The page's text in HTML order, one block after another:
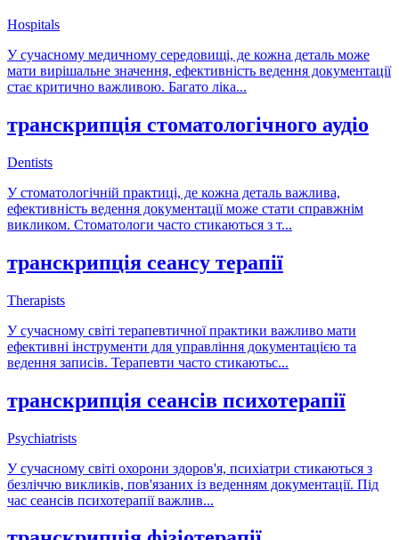
Hospitals
У сучасному медичному середовищі, де кожна деталь може
мати вирішальне значення, ефективність ведення документації
стає критично важливою. Багато ліка...
транскрипція стоматологічного аудіо
Dentists
У стоматологічній практиці, де кожна деталь важлива,
ефективність ведення документації може стати справжнім
викликом. Стоматологи часто стикаються з т...
транскрипція сеансу терапії
Therapists
У сучасному світі терапевтичної практики важливо мати
ефективні інструменти для управління документацією та
ведення записів. Терапевти часто стикаютьс...
транскрипція сеансів психотерапії
Psychiatrists
У сучасному світі охорони здоров'я, психіатри стикаються з
безліччю викликів, пов'язаних із веденням документації. Під
час сеансів психотерапії важлив...